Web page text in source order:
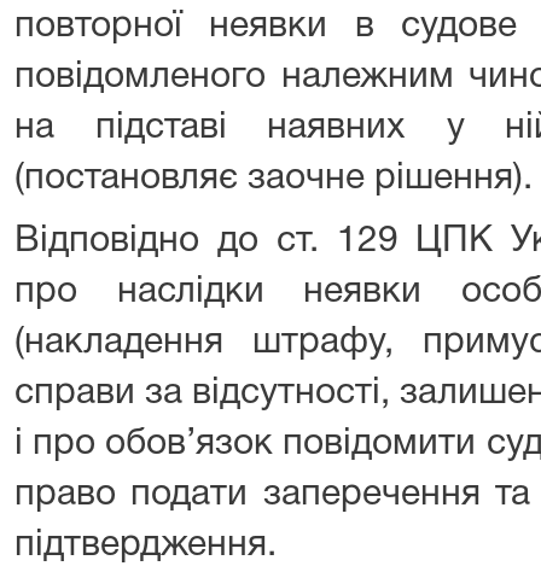
повторної неявки в судове
повідомленого належним
на підставі наявних у
(постановляє заочне рішення).
Відповідно до ст. 129 ЦПК
про наслідки неявки
(накладення штрафу,
справи за відсутності,
і про обов’язок повідомити
право подати заперечення та
підтвердження.